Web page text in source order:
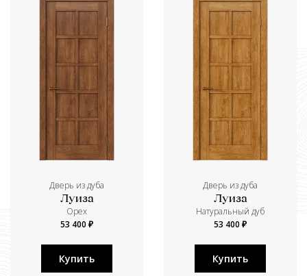
Дверь из дуба
Луиза
Орех
53 400 ₽
Купить
Дверь из дуба
Луиза
Натуральный дуб
53 400 ₽
Купить